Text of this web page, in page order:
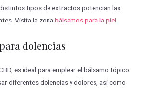
tipos de extractos potencian las
Visita la zonabálsamos para la piel
dolencias
es ideal para emplear el bálsamo tópico
diferentes dolencias y dolores, así como